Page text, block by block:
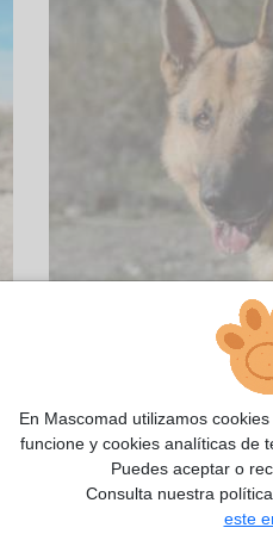
En Mascomad utilizamos
funcione y cookies analíticas de
Puedes aceptar o
Consulta nuestra
este